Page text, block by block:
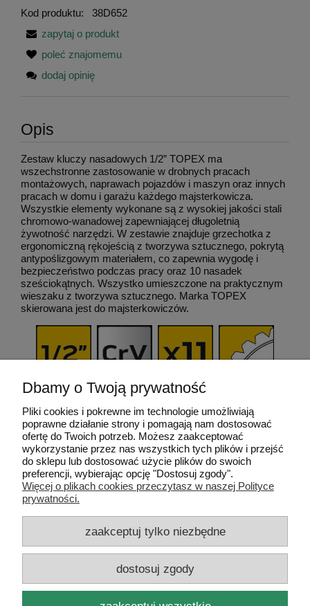
Kod produktu:
38D652
zapytaj o produkt
poleć znajomemu
dodaj opinię
Opis
Zestaw kluczy nasadowych 1/2” TOPEX ma
wszechstronne zastosowanie w drobnych pracach
montażowych, naprawach pojazdów i maszyn oraz innych
pracach w domu i garażu każdego majsterkowicza.
Wszystkie elementy wykonane są z wysokiej jakości stali
chromowo-wanadowej zapewniającej długoletnią
żywotność narzędzi. W zestawie znajduje grzechotka z
ergonomiczną rękojeścią z tworzywa sztucznego, pokrytą
antypoślizgowym materiałem, co zapewnia wygodę i
bezpieczeństwo podczas pracy oraz 10 nasadek
sześciokątnych. Wszystko umieszczone na praktycznym
wieszaku z tworzywa sztucznego. Marka TOPEX
skierowana jest do majsterkowiczów.
Opinie o produkcie (0)
Pomoc
Moje konto
Gwarancja i zwroty
Dbamy o Twoją prywatność
Pliki cookies i pokrewne im technologie umożliwiają
poprawne działanie strony i pomagają nam dostosować
ofertę do Twoich potrzeb. Możesz zaakceptować
wykorzystanie przez nas wszystkich tych plików i przejść
do sklepu lub dostosować użycie plików do swoich
preferencji, wybierając opcję "Dostosuj zgody".
Więcej o plikach cookies przeczytasz w naszej Polityce
prywatności.
zaakceptuj tylko niezbędne
dostosuj zgody